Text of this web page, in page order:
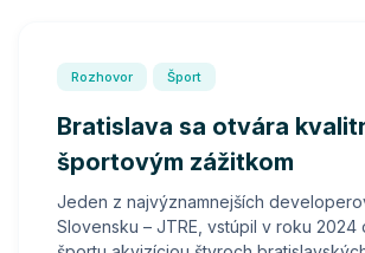
Rozhovor Šport
Bratislava sa otvára
športovým zážitkom
Jeden z najvýznamnejších
Slovensku – JTRE, vstúpil v roku 2024